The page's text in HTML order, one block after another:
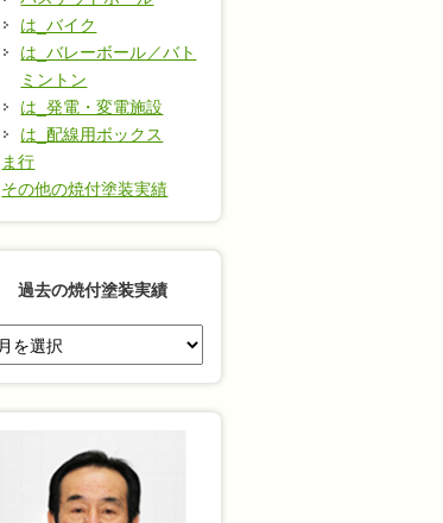
は_バイク
は_バレーボール／バト
ミントン
は_発電・変電施設
は_配線用ボックス
ま行
その他の焼付塗装実績
過去の焼付塗装実績